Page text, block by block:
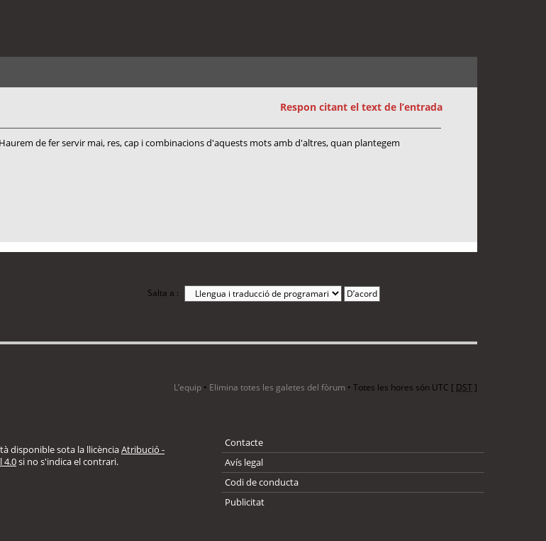
Respon citant el text de l’entrada
de fer servir mai, res, cap i combinacions d'aquests mots amb d'altres, quan plantegem
Salta a :
L’equip • Elimina totes les galetes del fòrum • Totes les hores són UTC [ DST]
disponible sota la llicènciaAtribució -
4.0si no s'indica el contrari.
Contacte
Avís legal
Codi de conducta
Publicitat